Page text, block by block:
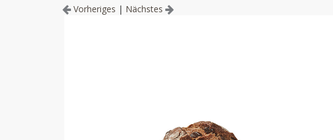
Vorheriges | Nächstes